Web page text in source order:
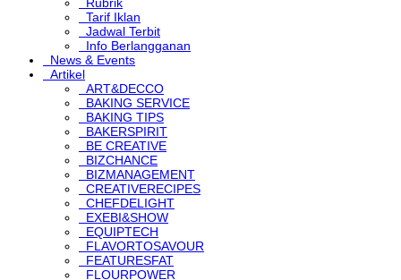
Tarif Iklan
Jadwal Terbit
Info Berlangganan
News & Events
Artikel
ART&DECCO
BAKING SERVICE
BAKING TIPS
BAKERSPIRIT
BE CREATIVE
BIZCHANCE
BIZMANAGEMENT
CREATIVERECIPES
CHEFDELIGHT
EXEBI&SHOW
EQUIPTECH
FLAVORTOSAVOUR
FEATURESFAT
FLOURPOWER